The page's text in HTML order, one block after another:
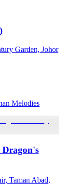
Garden, Johor
Melodies
Taman Abad,